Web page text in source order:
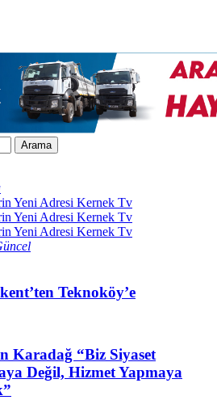
Yeni Adresi Kernek Tv
Yeni Adresi Kernek Tv
Yeni Adresi Kernek Tv
Teknoköy’e
Karadağ “Biz Siyaset
Değil, Hizmet Yapmaya